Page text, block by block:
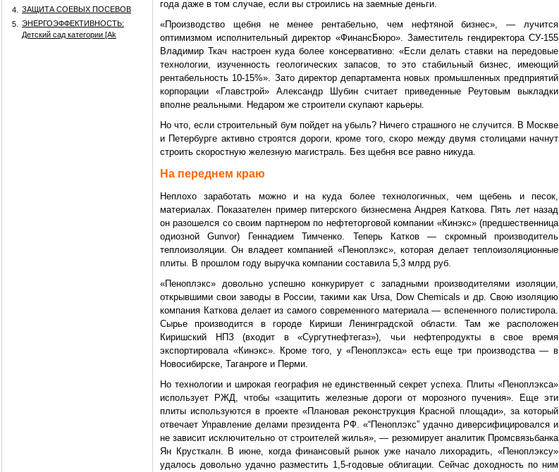
4.
ЗАЩИТА СОЕВЫХ ПОСЕВОВ
5.
ЭНЕРГОЭФФЕКТИВНОСТЬ:
Детский сад категории [Аk
года даже в том случае, если вы строились на заемные деньги.
«Производство щебня не менее рентабельно, чем нефтяной бизнес», — лучится
оптимизмом исполнительный директор «ФинансБюро». Заместитель гендиректора СУ-155
Владимир Ткач настроен куда более консервативно: «Если делать ставки на передовые
технологии, изученность геологических запасов, то это стабильный бизнес, имеющий
рентабельность 10-15%». Зато директор департамента новых промышленных предприятий
корпорации «Главстрой» Александр Шубин считает приведенные Реутовым выкладки
вполне реальными. Недаром же строители скупают карьеры.
Но что, если строительный бум пойдет на убыль? Ничего страшного не случится. В Москве
и Петербурге активно строятся дороги, кроме того, скоро между двумя столицами начнут
строить скоростную железную магистраль. Без щебня все равно никуда.
На переднем краю
Неплохо заработать можно и на куда более технологичных, чем щебень и песок,
материалах. Показателен пример питерского бизнесмена Андрея Каткова. Пять лет назад
он разошелся со своим партнером по нефтеторговой компании «Кинэкс» (предшественница
одиозной Gunvor) Геннадием Тимченко. Теперь Катков — скромный производитель
теплоизоляции. Он владеет компанией «Пеноплэкс», которая делает теплоизоляционные
плиты. В прошлом году выручка компании составила 5,3 млрд руб.
«Пеноплэкс» довольно успешно конкурирует с западными производителями изоляции,
открывшими свои заводы в России, такими как Ursa, Dow Chemicals и др. Свою изоляцию
компания Каткова делает из самого современного материала — вспененного полистирола.
Сырье производится в городе Кириши Ленинградской области. Там же расположен
Киришский НПЗ (входит в «Сургутнефтегаз»), чьи нефтепродукты в свое время
экспортировала «Кинэкс». Кроме того, у «Пеноплэкса» есть еще три производства — в
Новосибирске, Таганроге и Перми.
Но технологии и широкая география не единственный секрет успеха. Плиты «Пеноплэкса»
использует РЖД, чтобы «защитить железные дороги от морозного пучения». Еще эти
плиты используются в проекте «Плановая реконструкция Красной площади», за который
отвечает Управление делами президента РФ. «“Пеноплэкс” удачно диверсифицировался и
не зависит исключительно от строителей жилья», — резюмирует аналитик Промсвязьбанка
Ян Крусткалн. В июне, когда финансовый рынок уже начало лихорадить, «Пеноплэксу»
удалось довольно удачно разместить 1,5-годовые облигации. Сейчас доходность по ним